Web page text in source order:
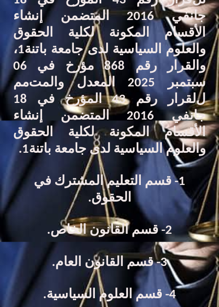
جانفي 2016 المتضمن
إنشاء
الأقسام المكونة لكلية الحقوق
والعلوم السياسية لدى جامعة باتنة1 ،
والقرار رقم 868 مؤرخ في 06
سبتمبر 2025
المعدل والمتمم
ل
لقرار رقم 43 المؤرخ في 18
جانفي 2016 المتضمن
إنشاء
الأقسام المكونة لكلية الحقوق
والعلوم السياسية لدى جامعة باتنة1
.
1- قسم التعليم المشترك في
الحقوق.
2- قسم القانونالخاص.
3- قسم القانون العام.
4- قسم العلوم السياسية.